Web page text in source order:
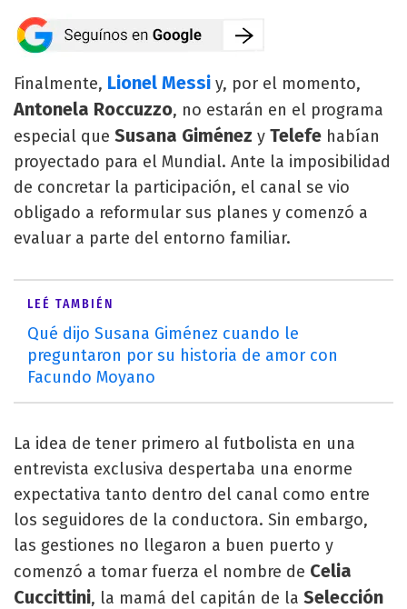
Finalmente, Lionel Messi y, por el momento,
Antonela Roccuzzo, no estarán en el programa
especial que Susana Giménez y Telefe habían
proyectado para el Mundial. Ante la imposibilidad
de concretar la participación, el canal se vio
obligado a reformular sus planes y comenzó a
evaluar a parte del entorno familiar.
LEÉ TAMBIÉN
Qué dijo Susana Giménez cuando le
preguntaron por su historia de amor con
Facundo Moyano
La idea de tener primero al futbolista en una
entrevista exclusiva despertaba una enorme
expectativa tanto dentro del canal como entre
los seguidores de la conductora. Sin embargo,
las gestiones no llegaron a buen puerto y
comenzó a tomar fuerza el nombre de Celia
Cuccittini, la mamá del capitán de la Selección